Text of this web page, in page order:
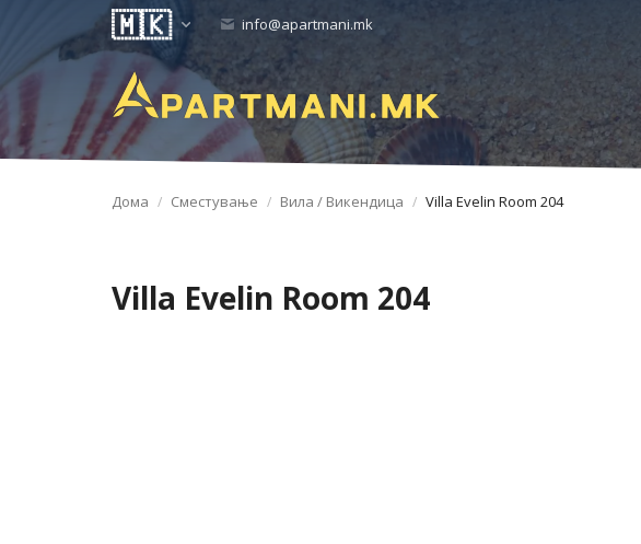
info@apartmani.mk
Дома Сместување Вила / Викендица Villa Evelin Room 204
Villa Evelin Room 204